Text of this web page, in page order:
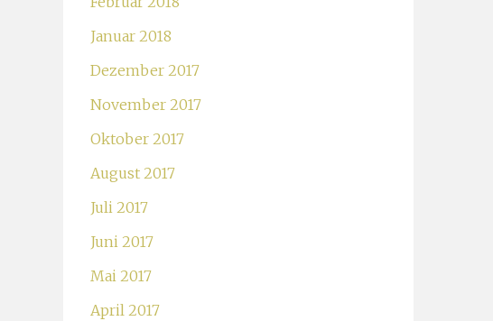
Januar 2018
Dezember 2017
November 2017
Oktober 2017
August 2017
Juli 2017
Juni 2017
Mai 2017
April 2017